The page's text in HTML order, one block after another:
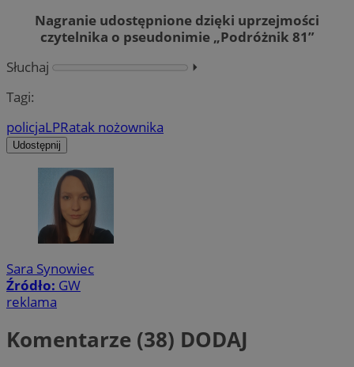
Nagranie udostępnione dzięki uprzejmości
czytelnika o pseudonimie „Podróżnik 81”
Słuchaj
⏵︎
Tagi:
policjaLPRatak nożownika
Udostępnij
Sara Synowiec
Źródło: GW
reklama
Komentarze (38) DODAJ